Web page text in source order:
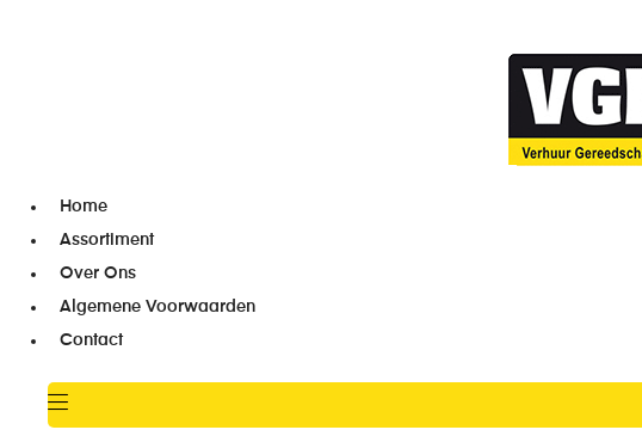
Home
Assortiment
Over Ons
Algemene Voorwaarden
Contact